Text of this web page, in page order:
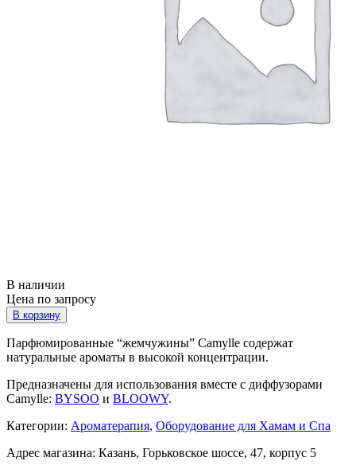
В наличии
Цена по запросу
В корзину
Парфюмированные “жемчужины” Camylle содержат
натуральные ароматы в высокой концентрации.
Предназначены для использования вместе с диффузорами
Camylle: BYSOO и BLOOWY.
Категории: Ароматерапия, Оборудование для Хамам и Спа
Адрес магазина: Казань, Горьковское шоссе, 47, корпус 5